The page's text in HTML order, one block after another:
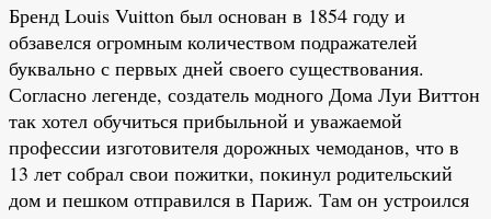
Бренд Louis Vuitton был основан в 1854 году и
обзавелся огромным количеством подражателей
буквально с первых дней своего существования.
Согласно легенде, создатель модного Дома Луи Виттон
так хотел обучиться прибыльной и уважаемой
профессии изготовителя дорожных чемоданов, что в
13 лет собрал свои пожитки, покинул родительский
дом и пешком отправился в Париж. Там он устроился